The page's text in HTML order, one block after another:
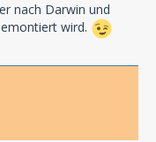
nach Darwin und
wird.